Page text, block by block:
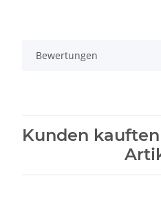
Bewertungen
Kunden